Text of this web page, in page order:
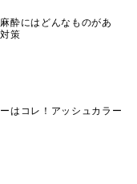
酔にはどんなものがあ
策
はコレ！アッシュカラー